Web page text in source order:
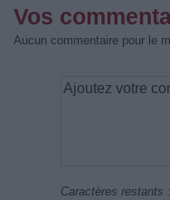
Vos
Aucun commentaire pour le
Caractères restants :